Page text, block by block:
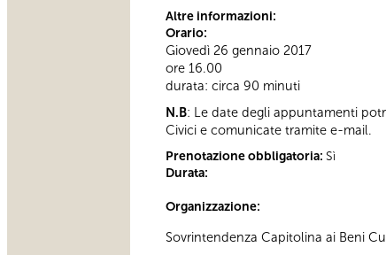
Altre informazioni:
Orario:
Giovedì 26 gennaio 2017
ore 16.00
durata: circa 90 minuti
N.B: Le date degli appuntamenti
Civici e comunicate tramite e-mail.
Prenotazione obbligatoria: Sì
Durata:
Organizzazione:
Sovrintendenza Capitolina ai Beni